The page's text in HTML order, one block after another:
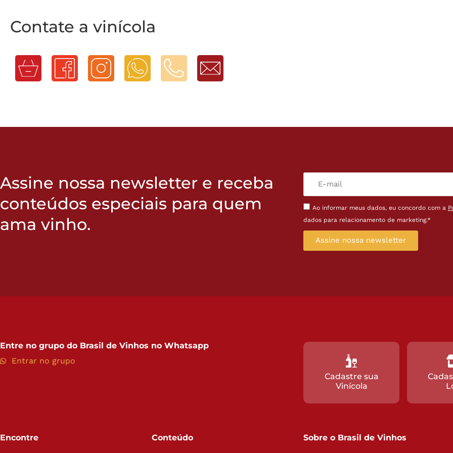
Contate a vinícola
Assine nossa newsletter e receba
conteúdos especiais para quem
ama vinho.
Ao informar meus dados, eu concordo com a
dados para relacionamento de marketing.*
Assine nossa newsletter
Entre no grupo do Brasil de Vinhos no Whatsapp
Entrar no grupo
Cadastre sua
Vinícola
Encontre Conteúdo Sobre o Brasil de Vinhos